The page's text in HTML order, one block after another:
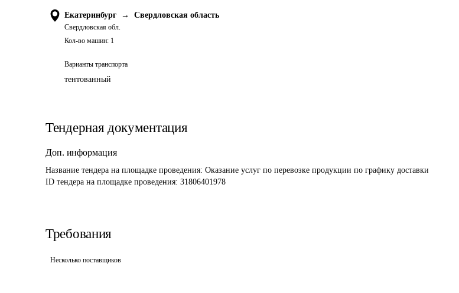
Екатеринбург →
Свердловская обл.
Свердловская область
Кол-во машин: 1
Варианты транспорта
тентованный
Тендерная документация
Доп. информация
Название тендера на площадке проведения: Оказание услуг по перевозке продукции по графику доставки
ID тендера на площадке проведения: 31806401978
Требования
Несколько поставщиков